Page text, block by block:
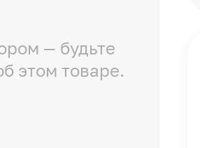
— будьте
этом товаре.